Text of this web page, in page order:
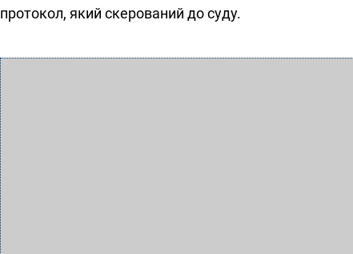
протокол, який скерований до суду.